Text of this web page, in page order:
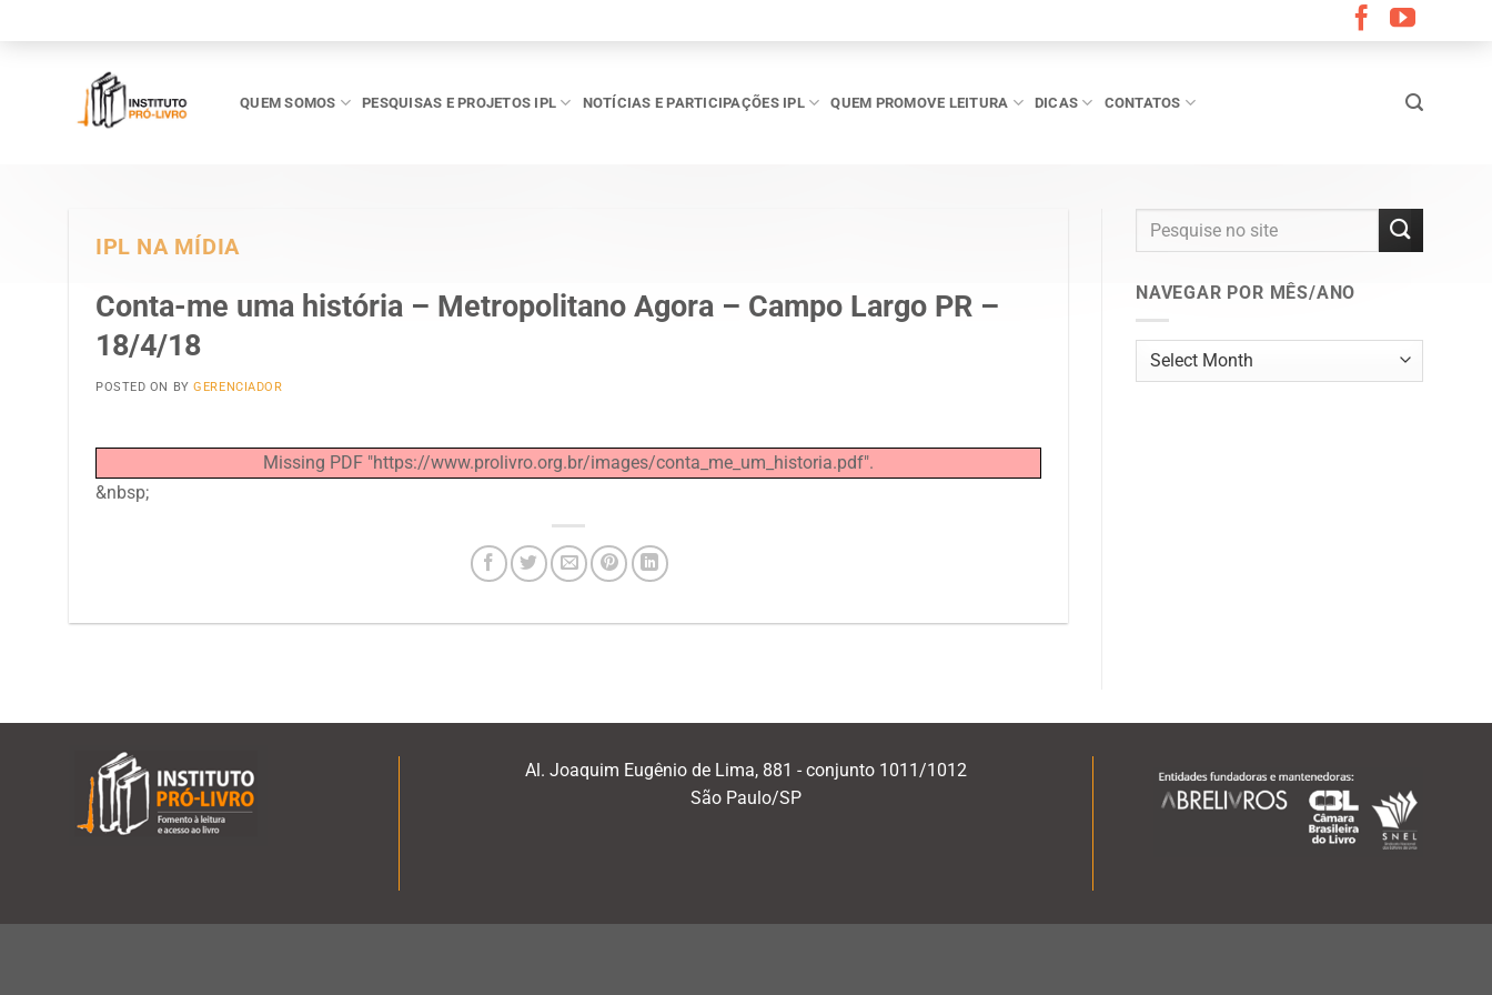
QUEM SOMOS PESQUISAS E PROJETOS IPL NOTÍCIAS E PARTICIPAÇÕES IPL QUEM PROMOVE LEITURA DICAS CONTATOS
IPL NA MÍDIA
Conta-me uma história – Metropolitano Agora – Campo Largo PR –
18/4/18
POSTED ON BYGERENCIADOR
Missing PDF "https://www.prolivro.org.br/images/conta_me_um_historia.pdf".
&nbsp;
NAVEGAR POR MÊS/ANO
Navegar
por
Al. Joaquim Eugênio de Lima, 881 - conjunto 1011/1012
São Paulo/SP